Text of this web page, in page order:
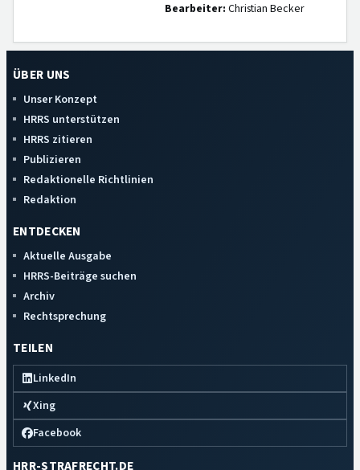
Bearbeiter: Christian Becker
ÜBER UNS
Unser Konzept
HRRS unterstützen
HRRS zitieren
Publizieren
Redaktionelle Richtlinien
Redaktion
ENTDECKEN
Aktuelle Ausgabe
HRRS-Beiträge suchen
Archiv
Rechtsprechung
TEILEN
LinkedIn
Xing
Facebook
HRR-STRAFRECHT.DE